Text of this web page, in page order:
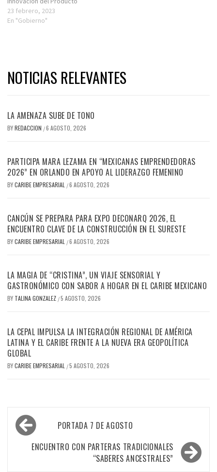
Turístico Mexicano, y que
busca reconocer a las
turísticas y…
23 febrero, 2023
En "Gobierno"
NOTICIAS RELEVANTES
LA AMENAZA SUBE DE TONO
BYREDACCION /6 AGOSTO, 2026
PARTICIPA MARA LEZAMA EN “MEXICANAS EMPRENDEDORAS
2026” EN ORLANDO EN APOYO AL LIDERAZGO FEMENINO
BYCARIBE EMPRESARIAL /6 AGOSTO, 2026
CANCÚN SE PREPARA PARA EXPO DECONARQ 2026, EL
ENCUENTRO CLAVE DE LA CONSTRUCCIÓN EN EL SURESTE
BYCARIBE EMPRESARIAL /6 AGOSTO, 2026
LA MAGIA DE “CRISTINA”, UN VIAJE SENSORIAL Y
GASTRONÓMICO CON SABOR A HOGAR EN EL CARIBE MEXICANO
BY TALINA GONZALEZ /5 AGOSTO, 2026
LA CEPAL IMPULSA LA INTEGRACIÓN REGIONAL DE AMÉRICA
LATINA Y EL CARIBE FRENTE A LA NUEVA ERA GEOPOLÍTICA
GLOBAL
BYCARIBE EMPRESARIAL /5 AGOSTO, 2026
Navegación
de
entradas
PORTADA 7 DE AGOSTO
ENCUENTRO CON PARTERAS TRADICIONALES
“SABERES ANCESTRALES”